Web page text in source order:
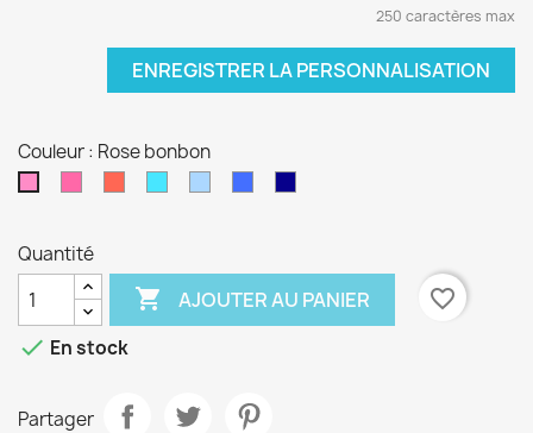
250 caractères max
ENREGISTRER LA PERSONNALISATION
Couleur : Rose bonbon
Quantité
 AJOUTER AU PANIER
favorite_border
 En stock
Partager